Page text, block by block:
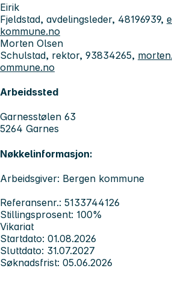
Eirik
Fjeldstad, avdelingsleder, 48196939,
kommune.no
Morten Olsen
Schulstad, rektor, 93834265,
ommune.no
Arbeidssted
Garnesstølen 63
5264 Garnes
Nøkkelinformasjon:
Arbeidsgiver: Bergen kommune
Referansenr.: 5133744126
Stillingsprosent: 100%
Vikariat
Startdato: 01.08.2026
Sluttdato: 31.07.2027
Søknadsfrist: 05.06.2026